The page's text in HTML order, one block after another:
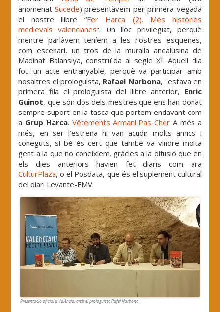
anomenat Sucede) presentàvem per primera vegada
el nostre llibre “Fer Harca (2). Més històries
medievals valencianes”. Un lloc privilegiat, perquè
mentre parlàvem teníem a les nostres esquenes,
com escenari, un tros de la muralla andalusina de
Madinat Balansiya, construïda al segle XI. Aquell dia
fou un acte entranyable, perquè va participar amb
nosaltres el prologuista, Rafael Narbona, i estava en
primera fila el prologuista del llibre anterior, Enric
Guinot, que són dos dels mestres que ens han donat
sempre suport en la tasca que portem endavant com
a Grup Harca. Vêtements Armani Pas Cher A més a
més, en ser l’estrena hi van acudir molts amics i
coneguts, si bé és cert que també va vindre molta
gent a la que no coneixíem, gràcies a la difusió que en
els dies anteriors havien fet diaris com ara
CulturPlaza, o el Posdata, que és el suplement cultural
del diari Levante-EMV.
Presentació oficial a València, amb el prologuista Rafel Narbona